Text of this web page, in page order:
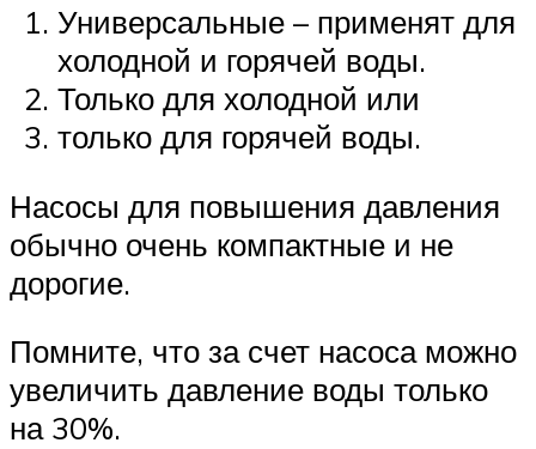
Универсальные – применят для
холодной и горячей воды.
Только для холодной или
только для горячей воды.
Насосы для повышения давления
обычно очень компактные и не
дорогие.
Помните, что за счет насоса можно
увеличить давление воды только
на 30%.